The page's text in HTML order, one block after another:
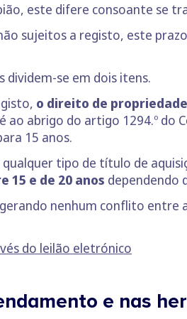
este difere consoante se
sujeitos a registo, este
dividem-se em dois itens.
o direito de
abrigo do artigo 1294.º do
15 anos.
tipo de título de
15 e de 20 anos dependendo
nenhum conflito entre
do leilão eletrónico
e nas